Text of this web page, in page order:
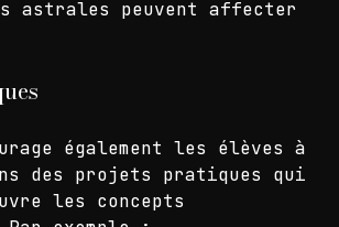
comprendre comment les
astrales peuvent affecter
également les élèves à
des projets pratiques qui